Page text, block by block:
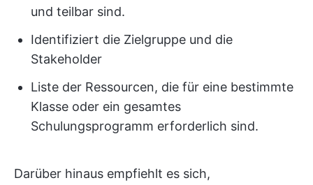
und teilbar sind.
Identifiziert die Zielgruppe und die
Stakeholder
Liste der Ressourcen, die für eine bestimmte
Klasse oder ein gesamtes
Schulungsprogramm erforderlich sind.
Darüber hinaus empfiehlt es sich,